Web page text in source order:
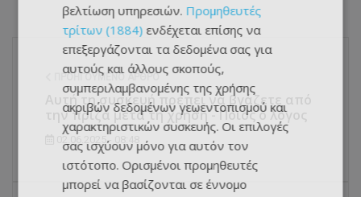
ΠΡΟΗΓΟΎΜΕΝΟ ΆΡΘΡΟ
Αυτή τη συσκευή πρέπει να βγάζετε από
την πρίζα μετά τη χρήση - Ποιος ο λόγος
02.06.2025 - 08:48
βελτίωση υπηρεσιών. Προμηθευτές
τρίτων (1884) ενδέχεται επίσης να
επεξεργάζονται τα δεδομένα σας για
αυτούς και άλλους σκοπούς,
συμπεριλαμβανομένης της χρήσης
ακριβών δεδομένων γεωεντοπισμού και
χαρακτηριστικών συσκευής. Οι επιλογές
σας ισχύουν μόνο για αυτόν τον
ιστότοπο. Ορισμένοι προμηθευτές
μπορεί να βασίζονται σε έννομο